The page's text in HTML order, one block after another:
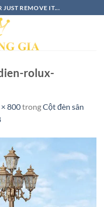
REMOVE IT...
rolux-
800trongCột đèn sân